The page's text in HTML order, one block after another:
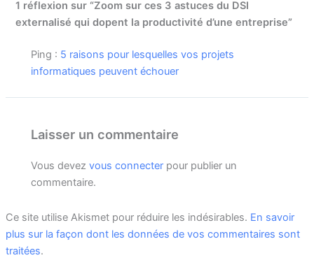
1 réflexion sur “Zoom sur ces 3 astuces du DSI
externalisé qui dopent la productivité d’une entreprise”
Ping : 5 raisons pour lesquelles vos projets
informatiques peuvent échouer
Laisser un commentaire
Vous devezvous connecter pour publier un
commentaire.
Ce site utilise Akismet pour réduire les indésirables. En savoir
plus sur la façon dont les données de vos commentaires sont
traitées.